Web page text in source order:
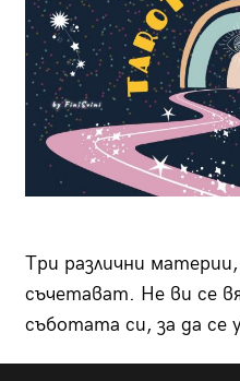
Три различни
съчетават. Не ви се
съботата си, за да се